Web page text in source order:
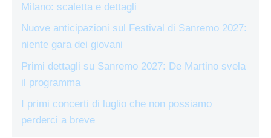
Milano: scaletta e dettagli
Nuove anticipazioni sul Festival di Sanremo 2027:
niente gara dei giovani
Primi dettagli su Sanremo 2027: De Martino svela
il programma
I primi concerti di luglio che non possiamo
perderci a breve